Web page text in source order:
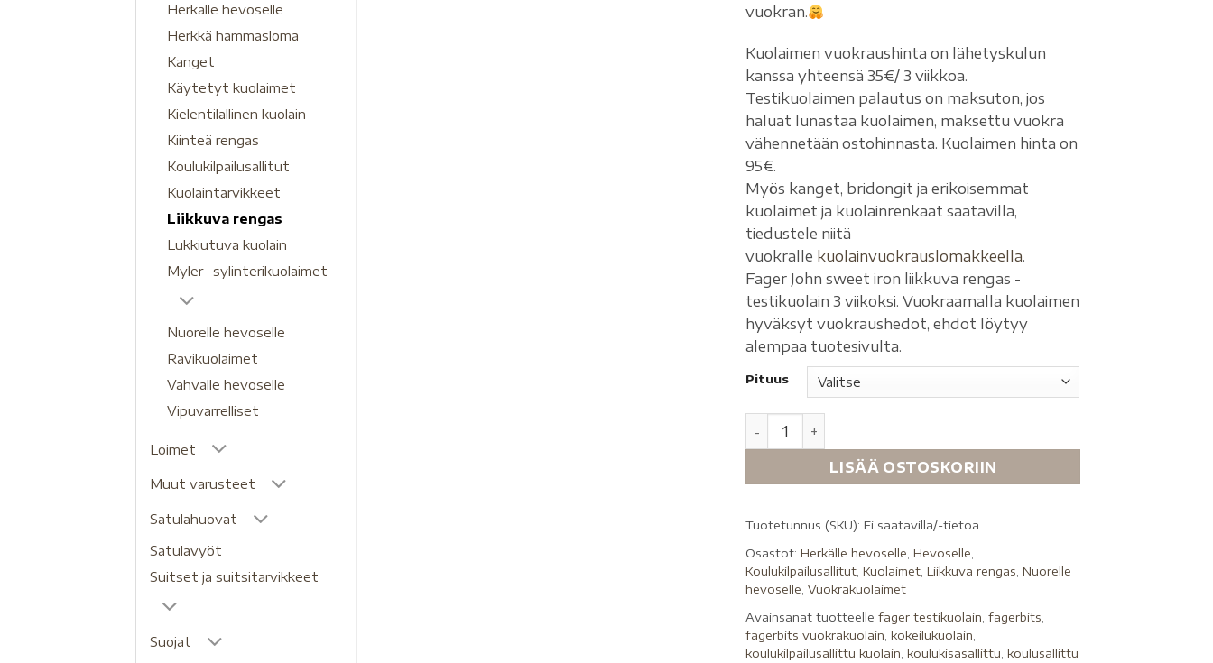
Herkälle hevoselle
Herkkä hammasloma
Kanget
Käytetyt kuolaimet
Kielentilallinen kuolain
Kiinteä rengas
Koulukilpailusallitut
Kuolaintarvikkeet
Liikkuva rengas
Lukkiutuva kuolain
Myler -sylinterikuolaimet
Nuorelle hevoselle
Ravikuolaimet
Vahvalle hevoselle
Vipuvarrelliset
Loimet
Muut varusteet
Satulahuovat
Satulavyöt
Suitset ja suitsitarvikkeet
Suojat
vuokran.
Kuolaimen vuokraushinta on lähetyskulun
kanssa yhteensä 35€/ 3 viikkoa.
Testikuolaimen palautus on maksuton, jos
haluat lunastaa kuolaimen, maksettu vuokra
vähennetään ostohinnasta. Kuolaimen hinta on
95€.
Myös kanget, bridongit ja erikoisemmat
kuolaimet ja kuolainrenkaat saatavilla,
tiedustele niitä
vuokralle kuolainvuokrauslomakkeella.
Fager John sweet iron liikkuva rengas -
testikuolain 3 viikoksi. Vuokraamalla kuolaimen
hyväksyt vuokraushedot, ehdot löytyy
alempaa tuotesivulta.
Pituus
LISÄÄ OSTOSKORIIN
Tuotetunnus (SKU): Ei saatavilla/-tietoa
Osastot:Herkälle hevoselle ,Hevoselle
Koulukilpailusallitut ,Kuolaimet ,Liikkuva rengas ,Nuorelle
hevoselle ,Vuokrakuolaimet
Avainsanat tuotteellefager testikuolain ,fagerbits
fagerbits vuokrakuolain ,kokeilukuolain
koulukilpailusallittu kuolain ,koulukisasallittu ,koulusallittu